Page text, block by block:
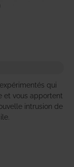
qui
et vous apportent
intrusion de